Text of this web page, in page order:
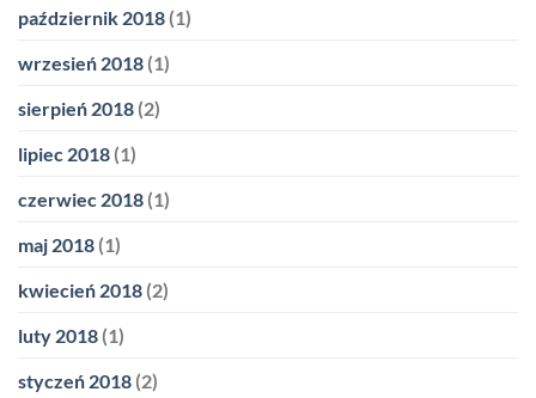
październik 2018 (1)
wrzesień 2018 (1)
sierpień 2018 (2)
lipiec 2018 (1)
czerwiec 2018 (1)
maj 2018 (1)
kwiecień 2018 (2)
luty 2018 (1)
styczeń 2018 (2)